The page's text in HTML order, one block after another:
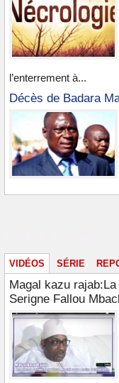
l’enterrement à...
Décès de Badara
VIDÉOS SÉRIE
Magal kazu
Serigne Fallou